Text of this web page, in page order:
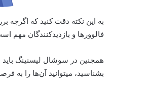
به این نکته دقت کنید که
فالوورها و بازدیدکنندگان
همچنین در سوشال لیسنینگ
بشناسید، میتوانید آن‌ها را به